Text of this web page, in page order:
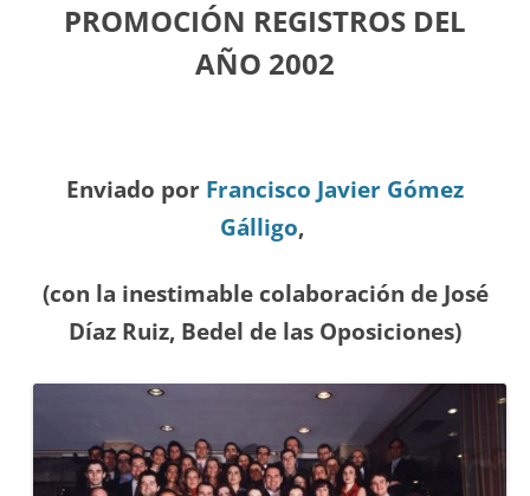
PROMOCIÓN REGISTROS DEL
AÑO 2002
Enviado por Francisco Javier Gómez
Gálligo,
(con la inestimable colaboración de José
Díaz Ruiz, Bedel de las Oposiciones)